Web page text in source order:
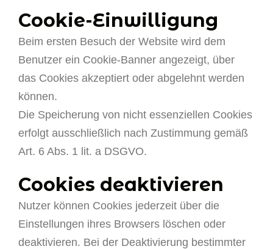
Cookie-Einwilligung
Beim ersten Besuch der Website wird dem
Benutzer ein Cookie-Banner angezeigt, über
das Cookies akzeptiert oder abgelehnt werden
können.
Die Speicherung von nicht essenziellen Cookies
erfolgt ausschließlich nach Zustimmung gemäß
Art. 6 Abs. 1 lit. a DSGVO.
Cookies deaktivieren
Nutzer können Cookies jederzeit über die
Einstellungen ihres Browsers löschen oder
deaktivieren. Bei der Deaktivierung bestimmter